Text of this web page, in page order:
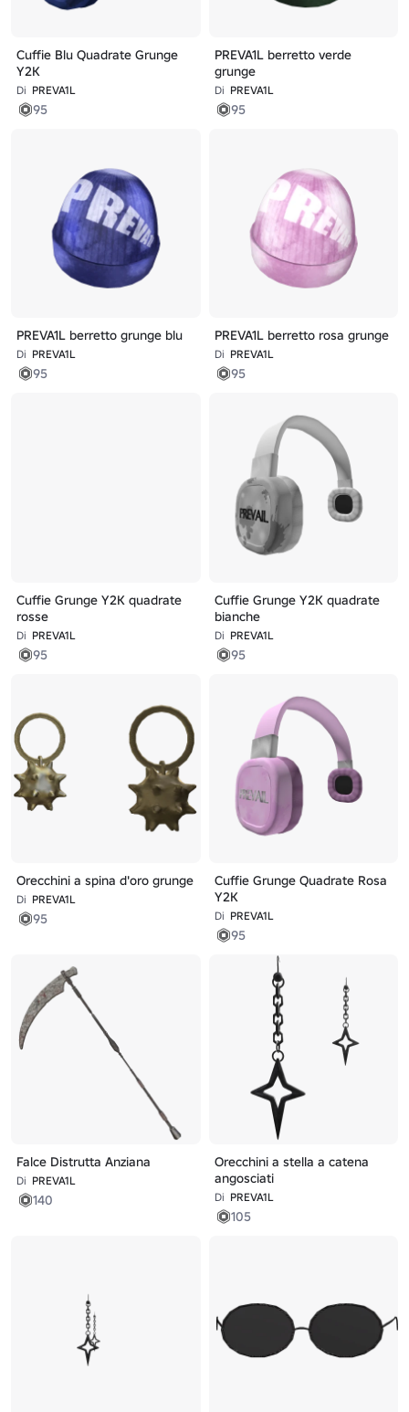
Cuffie Blu Quadrate Grunge
Y2K
Di PREVA1L
95
PREVA1L berretto verde
grunge
Di PREVA1L
95
PREVA1L berretto grunge blu
Di PREVA1L
95
PREVA1L berretto rosa grunge
Di PREVA1L
95
Cuffie Grunge Y2K quadrate
rosse
Di PREVA1L
95
Cuffie Grunge Y2K quadrate
bianche
Di PREVA1L
95
Orecchini a spina d'oro grunge
Di PREVA1L
95
Cuffie Grunge Quadrate Rosa
Y2K
Di PREVA1L
95
Falce Distrutta Anziana
Di PREVA1L
140
Orecchini a stella a catena
angosciati
Di PREVA1L
105